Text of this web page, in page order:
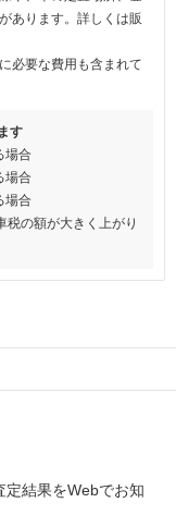
あります。詳しくは販
必要な費用も含まれて
す
場合
場合
場合
税の額が大きく上がり
定結果をWebでお知